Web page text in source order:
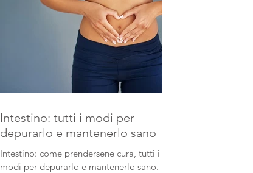
Intestino: tutti i modi per
depurarlo e mantenerlo sano
Intestino: come prendersene cura, tutti i
modi per depurarlo e mantenerlo sano.